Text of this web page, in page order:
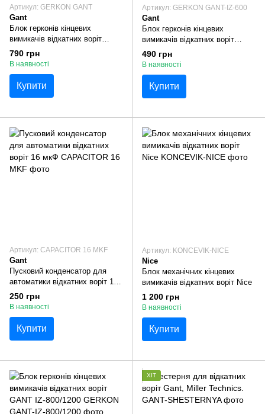
Артикул: GERKON GANT
Gant
Блок герконів кінцевих
вимикачів відкатних воріт
GANT BS-IZ, Miller Technics
790 грн
В наявності
Купити
Артикул: GERKON GANT-IZ-600
Gant
Блок герконів кінцевих
вимикачів відкатних воріт
GANT IZ-500/600/1200N
490 грн
В наявності
Купити
Артикул: CAPACITOR 16 MKF
Gant
Пусковий конденсатор для
автоматики відкатних воріт 16
мкФ
250 грн
В наявності
Купити
Артикул: KONCEVIK-NICE
Nice
Блок механічних кінцевих
вимикачів відкатних воріт Nice
1 200 грн
В наявності
Купити
ХІТ